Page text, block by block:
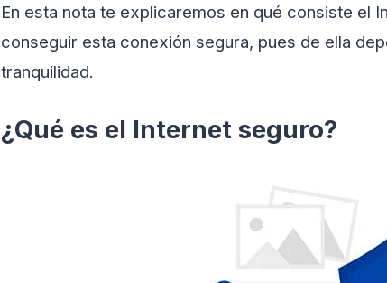
En esta nota te explicaremos en qué consiste el
conseguir esta conexión segura, pues de ella
tranquilidad.
¿Qué es el Internet seguro?